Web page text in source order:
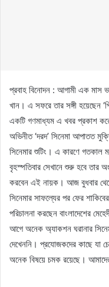
প্রবাহ বিনোদন : আগামী এক মাস
খান। এ সফরে তার সঙ্গী হয়েছেন
একটি গণমাধ্যম এ খবর প্রকাশ
অভিনীত ‘দরদ’ সিনেমা আপাতত
সিনেমার শুটিং। এ কারণে গতকাল
বৃহস্পতিবার সেখানে শুরু হবে তার
করবেন এই নায়ক। আজ বুধবার
সিনেমার সাফল্যের পর ফের
পরিচালনা করছেন বাংলাদেশের
আগে অনেক অ্যাকশন ঘরানার
দেখেননি। প্রযোজকদের কাছে যা
অনেক বিষয়ে চমক রয়েছে।